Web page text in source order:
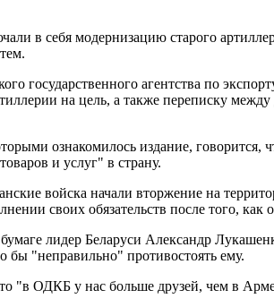
в себя модернизацию старого
государственного агентства по
на цель, а также переписку
ознакомилось издание,
и услуг" в страну.
войска начали вторжение на
своих обязательств после того,
лидер Беларуси Александр
"неправильно" противостоять ему.
"в ОДКБ у нас больше друзей, чем в